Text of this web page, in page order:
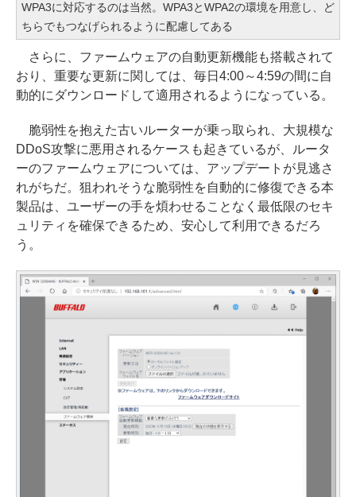
WPA3に対応するのは当然。WPA3とWPA2の環境を用意し、ど
ちらでもつなげられるように配慮してある
さらに、ファームウェアの自動更新機能も搭載されて
おり、重要な更新に関しては、毎日4:00～4:59の間に自
動的にダウンロードして適用されるようになっている。
脆弱性を抱えた古いルーターが乗っ取られ、大規模な
DDoS攻撃に悪用されるケースも起きているが、ルータ
ーのファームウェアについては、アップデートが見逃さ
れがちだ。狙われそうな脆弱性を自動的に修復できる本
製品は、ユーザーの手を煩わせることなく最低限のセキ
ュリティを確保できるため、安心して利用できるだろ
う。